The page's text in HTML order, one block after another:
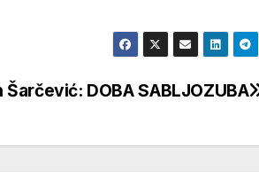
DOBA SABLJOZUBA